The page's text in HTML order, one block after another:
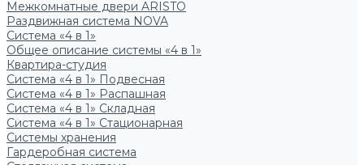
Межкомнатные двери ARISTO
Раздвижная система NOVA
Система «4 в 1»
Общее описание системы «4 в 1»
Квартира-студия
Система «4 в 1» Подвесная
Система «4 в 1» Распашная
Система «4 в 1» Складная
Система «4 в 1» Стационарная
Системы хранения
Гардеробная система